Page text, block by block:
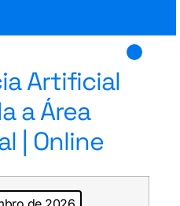
Artificial
a Área
| Online